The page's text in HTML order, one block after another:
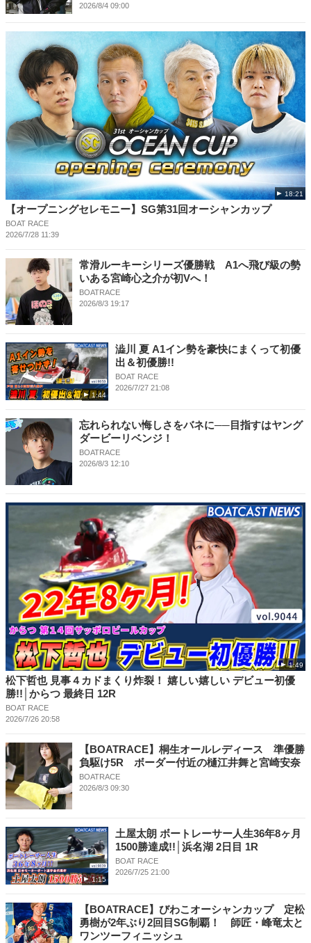
2026/8/4 09:00
18:21
【オープニングセレモニー】SG第31回オーシャンカップ
BOAT RACE
2026/7/28 11:39
常滑ルーキーシリーズ優勝戦 A1へ飛び級の勢
いある宮崎心之介が初Vへ！
BOATRACE
2026/8/3 19:17
1:44
澁川 夏 A1イン勢を豪快にまくって初優
出＆初優勝!!
BOAT RACE
2026/7/27 21:08
忘れられない悔しさをバネに──目指すはヤング
ダービーリベンジ！
BOATRACE
2026/8/3 12:10
1:49
松下哲也 見事４カドまくり炸裂！ 嬉しい嬉しい デビュー初優
勝!!│からつ 最終日 12R
BOAT RACE
2026/7/26 20:58
【BOATRACE】桐生オールレディース 準優勝
負駆け5R ボーダー付近の樋江井舞と宮崎安奈
BOATRACE
2026/8/3 09:30
1:15
土屋太朗 ボートレーサー人生36年8ヶ月
1500勝達成!!│浜名湖 2日目 1R
BOAT RACE
2026/7/25 21:00
【BOATRACE】びわこオーシャンカップ 定松
勇樹が2年ぶり2回目SG制覇！ 師匠・峰竜太と
ワンツーフィニッシュ